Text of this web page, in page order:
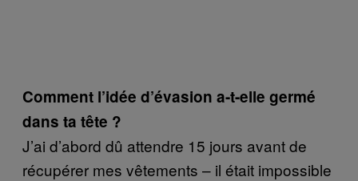
Comment l’idée d’évasion a-t-elle germé
dans ta tête ?
J’ai d’abord dû attendre 15 jours avant de
récupérer mes vêtements – il était impossible